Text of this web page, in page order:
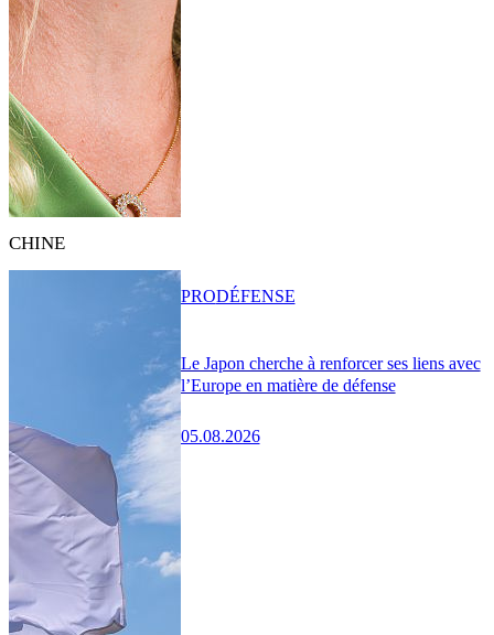
CHINE
Le Japon cherche à renforcer ses liens avec
l’Europe en matière de défense
05.08.2026
PRODÉFENSE